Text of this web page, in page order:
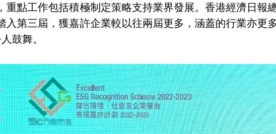
重點工作包括積極制定策略支持業界發展。香港經濟日報
入第三屆，獲嘉許企業較以往兩屆更多，涵蓋的行業亦更
鼓舞。